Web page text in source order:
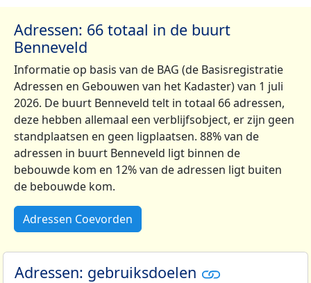
Adressen: 66 totaal in de buurt
Benneveld
Informatie op basis van de BAG (de Basisregistratie
Adressen en Gebouwen van het Kadaster) van 1 juli
2026. De buurt Benneveld telt in totaal 66 adressen,
deze hebben allemaal een verblijfsobject, er zijn geen
standplaatsen en geen ligplaatsen. 88% van de
adressen in buurt Benneveld ligt binnen de
bebouwde kom en 12% van de adressen ligt buiten
de bebouwde kom.
Adressen Coevorden
Adressen: gebruiksdoelen